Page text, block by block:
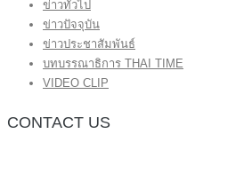
ข่าวทั่วไป
ข่าวปัจจุบัน
ข่าวประชาสัมพันธ์
บทบรรณาธิการ THAI TIME
VIDEO CLIP
CONTACT US